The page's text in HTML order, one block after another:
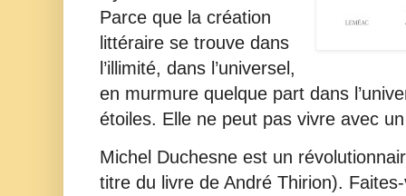
Parce que la création
littéraire se trouve dans
l’illimité, dans l’universel,
en murmure quelque part dans
étoiles. Elle ne peut pas vivre avec
Michel Duchesne est un
titre du livre de André Thirion).